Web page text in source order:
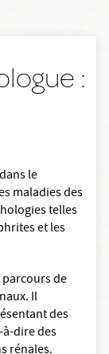
:
le
maladies des
telles
et les
de
Il
des
dire des